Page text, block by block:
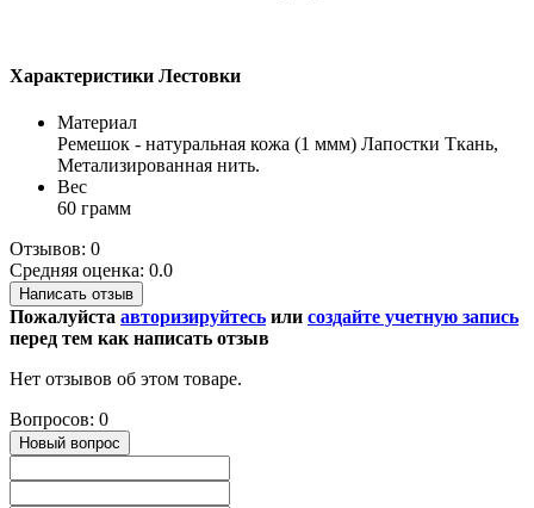
Характеристики Лестовки
Материал
Ремешок - натуральная кожа (1 ммм) Лапостки Ткань,
Метализированная нить.
Вес
60 грамм
Отзывов: 0
Средняя оценка: 0.0
Написать отзыв
Пожалуйста авторизируйтесь или создайте учетную запись
перед тем как написать отзыв
Нет отзывов об этом товаре.
Вопросов: 0
Новый вопрос